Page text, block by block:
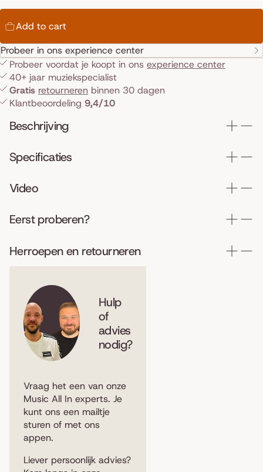
Add to cart
Probeer in ons experience center
Probeer voordat je koopt in ons experience center
40+ jaar muziekspecialist
Gratis retourneren binnen 30 dagen
Klantbeoordeling 9,4/10
Beschrijving
Specificaties
Video
Eerst proberen?
Herroepen en retourneren
Hulp
of
advies
nodig?
Vraag het een van onze
Music All In experts. Je
kunt ons een mailtje
sturen of met ons
appen.
Liever persoonlijk advies?